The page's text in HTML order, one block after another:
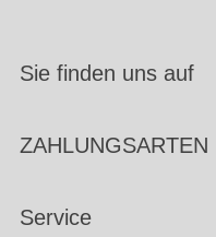
Sie finden uns auf
ZAHLUNGSARTEN
Service